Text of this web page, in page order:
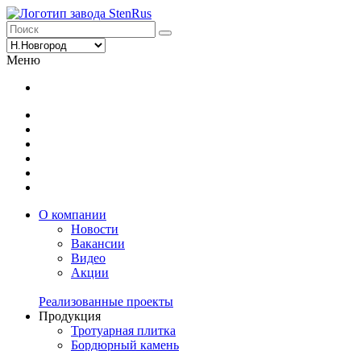
Меню
О компании
Новости
Вакансии
Видео
Акции
Реализованные проекты
Продукция
Тротуарная плитка
Бордюрный камень